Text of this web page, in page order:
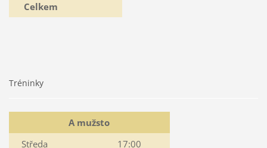
Celkem
Tréninky
A mužsto
Středa
17:00